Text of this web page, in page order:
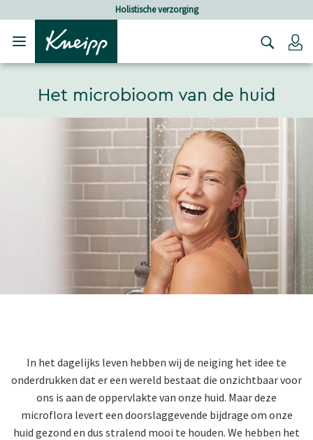
Verder gaan naar hoofdinhoud.
Verder gaan naar de footerHolistische verzorging
Het microbioom van de huid
In het dagelijks leven hebben wij de neiging het idee te
onderdrukken dat er een wereld bestaat die onzichtbaar voor
ons is aan de oppervlakte van onze huid. Maar deze
microflora levert een doorslaggevende bijdrage om onze
huid gezond en dus stralend mooi te houden. We hebben het